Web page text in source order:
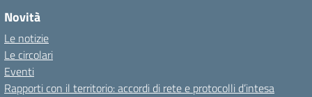
Novità
Le notizie
Le circolari
Eventi
Rapporti con il territorio: accordi di rete e protocolli d’intesa